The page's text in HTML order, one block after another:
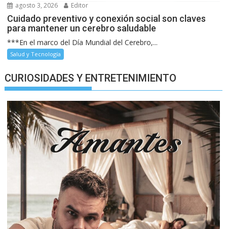
agosto 3, 2026 Editor
Cuidado preventivo y conexión social son claves
para mantener un cerebro saludable
***En el marco del Día Mundial del Cerebro,...
Salud y Tecnología
CURIOSIDADES Y ENTRETENIMIENTO